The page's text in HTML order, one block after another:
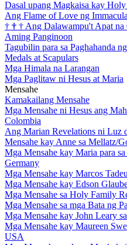
Dasal upang Magkaisa kay
Ang Flame of Love ng
† † † Ang Dalawampu't Apat na
Aming Panginoon
Tagubilin para sa Paghahanda
Medals at Scapulars
Mga Himala na Larangan
Mga Paglitaw ni Hesus at Maria
Mensahe
Kamakailang Mensahe
Mga Mensahe ni Hesus ang
Colombia
Ang Marian Revelations ni Luz
Mensahe kay Anne sa Mellatz/
Mga Mensahe kay Maria para
Germany
Mga Mensahe kay Marcos
Mga Mensahe kay Edson
Mga Mensahe sa Holy Family
Mga Mensahe sa mga Bata ng
Mga Mensahe kay John Leary
Mga Mensahe kay Maureen
USA